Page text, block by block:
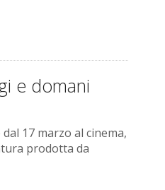
e domani
17 marzo al cinema,
prodotta da